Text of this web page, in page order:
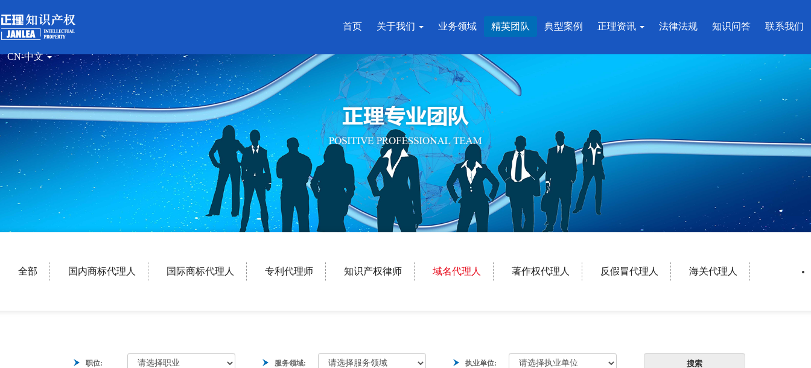
CN-中文
首页 关于我们 业务领域 精英团队 典型案例 正理资讯 法律法规 知识问答 联系我们
全部 国内商标代理人 国际商标代理人 专利代理师 知识产权律师 域名代理人 著作权代理人 反假冒代理人 海关代理人
职位: 服务领域: 执业单位: